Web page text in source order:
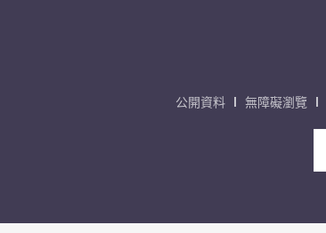
公開資料 無障礙瀏覽